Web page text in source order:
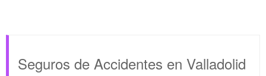
Seguros de Accidentes en Valladolid